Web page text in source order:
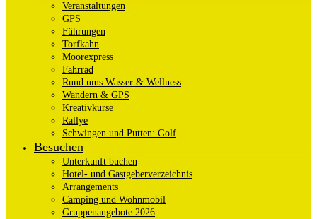
Veranstaltungen
GPS
Führungen
Torfkahn
Moorexpress
Fahrrad
Rund ums Wasser & Wellness
Wandern & GPS
Kreativkurse
Rallye
Schwingen und Putten: Golf
Besuchen
Unterkunft buchen
Hotel- und Gastgeberverzeichnis
Arrangements
Camping und Wohnmobil
Gruppenangebote 2026